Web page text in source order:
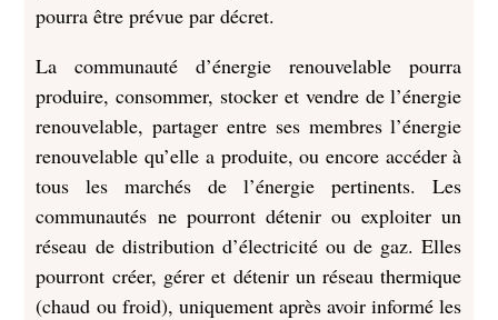
pourra être prévue par décret.
La communauté d’énergie renouvelable pourra
produire, consommer, stocker et vendre de l’énergie
renouvelable, partager entre ses membres l’énergie
renouvelable qu’elle a produite, ou encore accéder à
tous les marchés de l’énergie pertinents. Les
communautés ne pourront détenir ou exploiter un
réseau de distribution d’électricité ou de gaz. Elles
pourront créer, gérer et détenir un réseau thermique
(chaud ou froid), uniquement après avoir informé les